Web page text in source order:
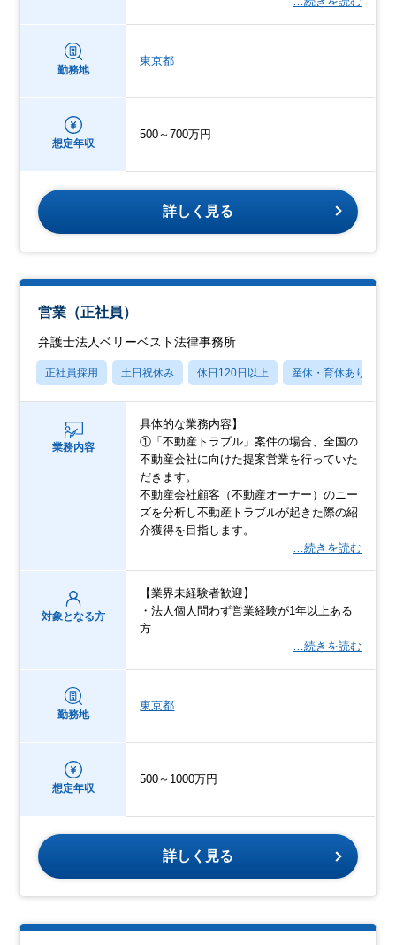
勤務地
東京都
想定年収
500～700万円
詳しく見る
営業（正社員）
弁護士法人ベリーベスト法律事務所
正社員採用 土日祝休み 休日120日以上 産休・育休あり
業務内容
具体的な業務内容】
①「不動産トラブル」案件の場合、全国の
不動産会社に向けた提案営業を行っていた
だきます。
不動産会社顧客（不動産オーナー）のニー
ズを分析し不動産トラブルが起きた際の紹
介獲得を目指します。
…続きを読む
対象となる方
【業界未経験者歓迎】
・法人個人問わず営業経験が1年以上ある
方
…続きを読む
勤務地
東京都
想定年収
500～1000万円
詳しく見る